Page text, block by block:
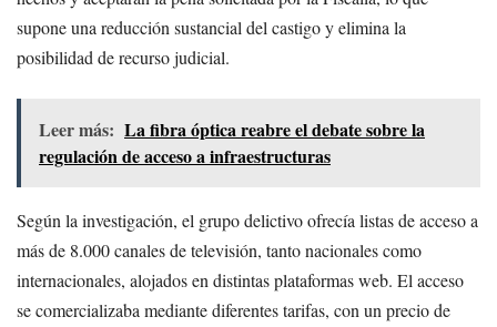
supone una reducción sustancial del castigo y elimina la
posibilidad de recurso judicial.
Leer más: La fibra óptica reabre el debate sobre la
regulación de acceso a infraestructuras
Según la investigación, el grupo delictivo ofrecía listas de acceso a
más de 8.000 canales de televisión, tanto nacionales como
internacionales, alojados en distintas plataformas web. El acceso
se comercializaba mediante diferentes tarifas, con un precio de